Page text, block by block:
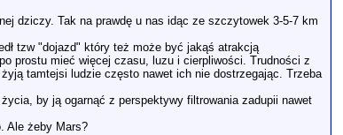
dziczy. Tak na prawdę u nas idąc ze szczytowek 3-5-7 km
tzw "dojazd" który też może być jakąś atrakcją
prostu mieć więcej czasu, luzu i cierpliwości. Trudności z
tamtejsi ludzie często nawet ich nie dostrzegając. Trzeba
by ją ogarnąć z perspektywy filtrowania zadupii nawet
Ale żeby Mars?